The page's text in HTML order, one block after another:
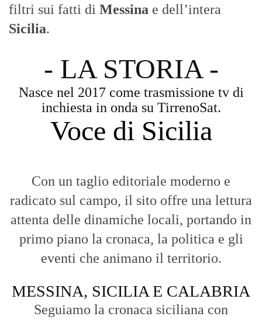
filtri sui fatti di Messina e dell’intera
Sicilia.
- LA STORIA -
Nasce nel 2017 come trasmissione tv di
inchiesta in onda su TirrenoSat.
Voce di Sicilia
Con un taglio editoriale moderno e
radicato sul campo, il sito offre una lettura
attenta delle dinamiche locali, portando in
primo piano la cronaca, la politica e gli
eventi che animano il territorio.
MESSINA, SICILIA E CALABRIA
Seguiamo la cronaca siciliana con